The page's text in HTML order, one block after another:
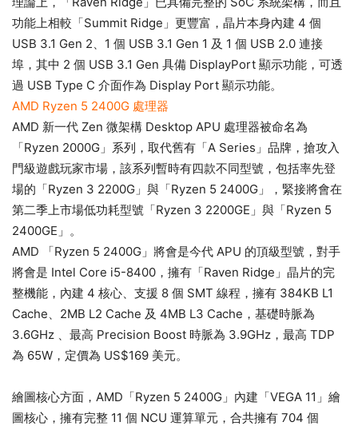
功能上相較「Summit Ridge」更豐富，晶片本身內建 4 個
USB 3.1 Gen 2、1 個 USB 3.1 Gen 1 及 1 個 USB 2.0 連接
埠，其中 2 個 USB 3.1 Gen 具備 DisplayPort 顯示功能，可透
過 USB Type C 介面作為 Display Port 顯示功能。
AMD Ryzen 5 2400G 處理器
AMD 新一代 Zen 微架構 Desktop APU 處理器被命名為
「Ryzen 2000G」系列，取代舊有「A Series」品牌，搶攻入
門級遊戲玩家市場，該系列暫時有四款不同型號，包括率先登
場的「Ryzen 3 2200G」與「Ryzen 5 2400G」，緊接將會在
第二季上市場低功耗型號「Ryzen 3 2200GE」與「Ryzen 5
2400GE」。
AMD 「Ryzen 5 2400G」將會是今代 APU 的頂級型號，對手
將會是 Intel Core i5-8400，擁有「Raven Ridge」晶片的完
整機能，內建 4 核心、支援 8 個 SMT 線程，擁有 384KB L1
Cache、2MB L2 Cache 及 4MB L3 Cache，基礎時脈為
3.6GHz 、最高 Precision Boost 時脈為 3.9GHz，最高 TDP
為 65W，定價為 US$169 美元。
繪圖核心方面，AMD「Ryzen 5 2400G」內建「VEGA 11」繪
圖核心，擁有完整 11 個 NCU 運算單元，合共擁有 704 個